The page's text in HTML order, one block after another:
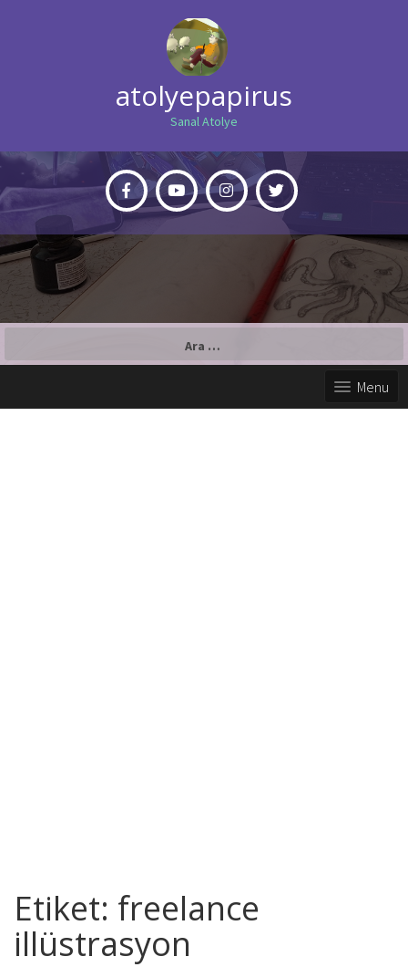
atolyepapirus
Sanal Atolye
Menu
Etiket: freelance
illüstrasyon